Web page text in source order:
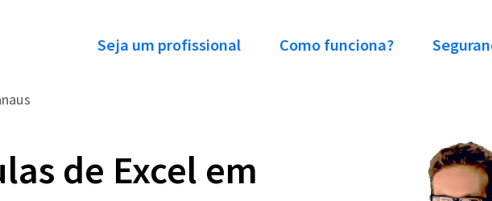
Seja um profissional Como funciona?
de Excel em